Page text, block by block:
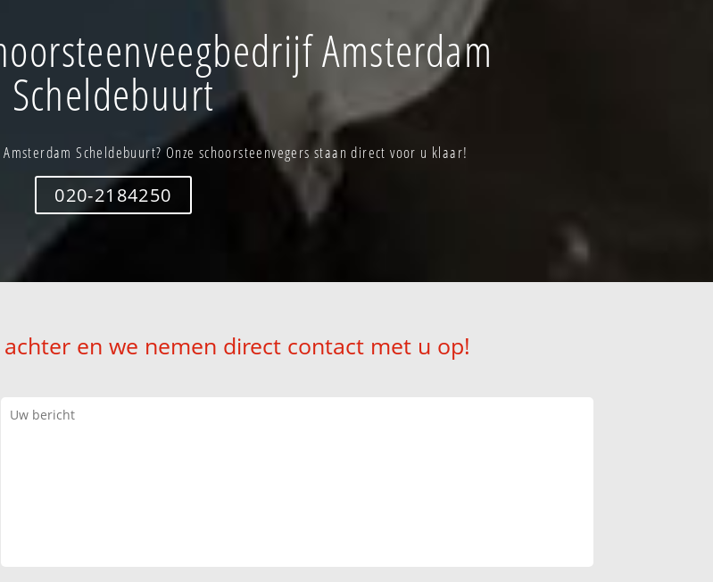
Amsterdam
Scheldebuurt
Scheldebuurt? Onze schoorsteenvegers staan direct voor u klaar!
020-2184250
en we nemen direct contact met u op!